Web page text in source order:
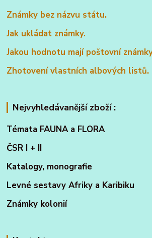
Známky bez názvu státu.
Jak ukládat známky.
Jakou hodnotu mají poštovní
Zhotovení vlastních albových listů.
Nejvyhledávanější zboží :
Témata FAUNA a FLORA
ČSR I + II
Katalogy, monografie
Levné sestavy Afriky a Karibiku
Známky kolonií